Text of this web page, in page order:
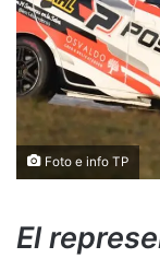
Foto e info TP
El